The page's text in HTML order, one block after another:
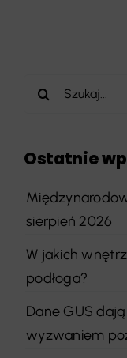
Szukaj
Ostatnie
sierpień 2026
W jakich
podłoga?
Dane GUS
wyzwaniem